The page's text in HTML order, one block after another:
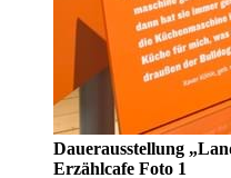
Dauerausstellung
Erzählcafe Foto 1